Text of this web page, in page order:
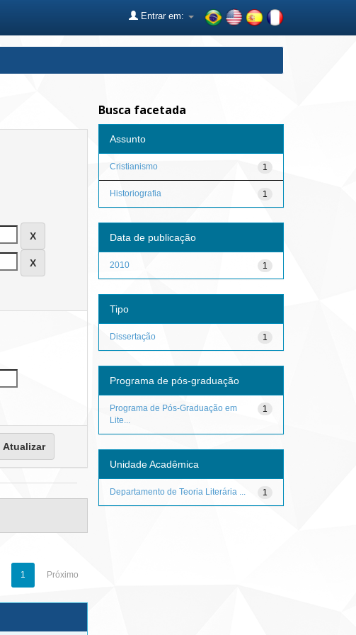
Entrar em:
1 Próximo
Busca facetada
Assunto
1
Cristianismo
1
Historiografia
Data de publicação
1
2010
Tipo
1
Dissertação
Programa de pós-graduação
1
Programa de Pós-Graduação em
Lite...
Unidade Acadêmica
1
Departamento de Teoria Literária ...